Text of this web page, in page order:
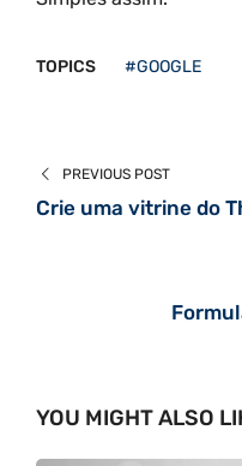
TOPICS #GOOGLE
PREVIOUS POST
Crie uma vitrine do
YOU MIGHT ALSO